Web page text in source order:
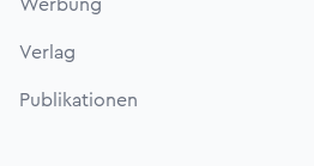
Werbung
Verlag
Publikationen